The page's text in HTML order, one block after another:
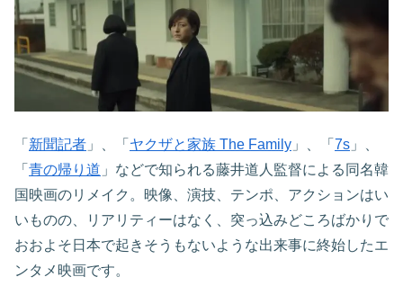
「 新聞記者 」、「 ヤクザと家族 The Family 」、「 7s 」、
「 青の帰り道 」などで知られる藤井道人監督による同名韓
国映画のリメイク。映像、演技、テンポ、アクションはい
いものの、リアリティーはなく、突っ込みどころばかりで
おおよそ日本で起きそうもないような出来事に終始したエ
ンタメ映画です。